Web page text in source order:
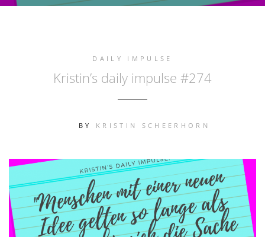
DAILY IMPULSE
Kristin’s daily impulse #274
BY KRISTIN SCHEERHORN